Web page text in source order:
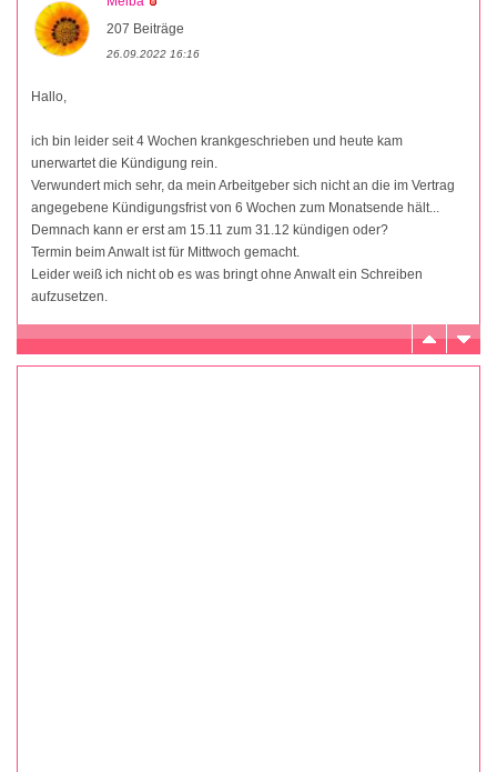
207 Beiträge
26.09.2022 16:16
Hallo,
ich bin leider seit 4 Wochen krankgeschrieben und heute kam
unerwartet die Kündigung rein.
Verwundert mich sehr, da mein Arbeitgeber sich nicht an die im Vertrag
angegebene Kündigungsfrist von 6 Wochen zum Monatsende hält...
Demnach kann er erst am 15.11 zum 31.12 kündigen oder?
Termin beim Anwalt ist für Mittwoch gemacht.
Leider weiß ich nicht ob es was bringt ohne Anwalt ein Schreiben
aufzusetzen.